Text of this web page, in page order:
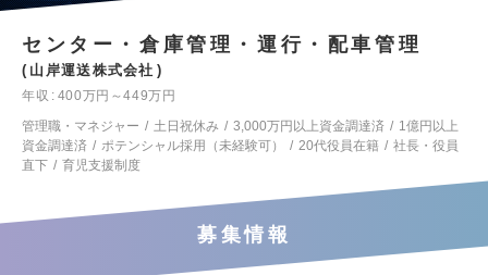
センター・倉庫管理・運行・配車管理
山岸運送株式会社
年収
400万円～449万円
管理職・マネジャー
土日祝休み 3,000万円以上資金調達済
1億円以上
資金調達済
ポテンシャル採用（未経験可） 20代役員在籍
社長・役員
直下
育児支援制度
募集情報